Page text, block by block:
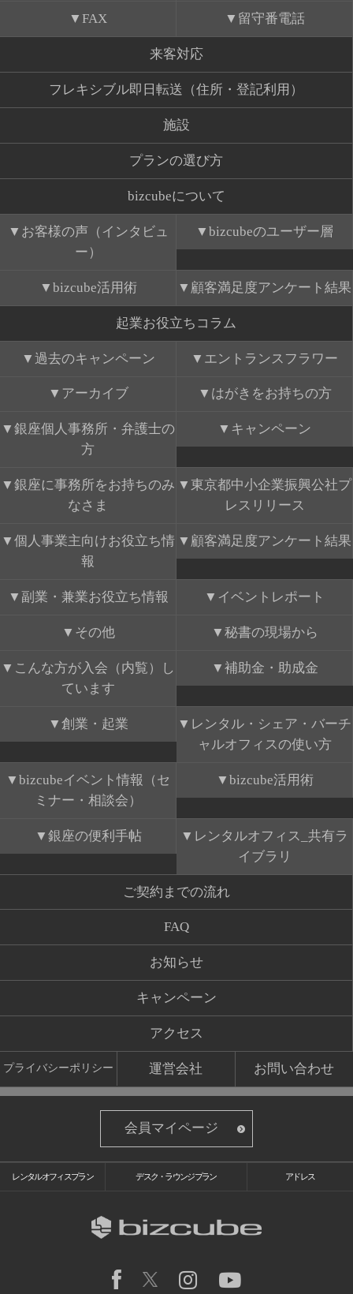
FAX 留守番電話
来客対応
フレキシブル即日転送（住所・登記利用）
施設
プランの選び方
bizcubeについて
お客様の声（インタビュ
ー）
bizcubeのユーザー層
bizcube活用術 顧客満足度アンケート結果
起業お役立ちコラム
過去のキャンペーン エントランスフラワー
アーカイブ はがきをお持ちの方
銀座個人事務所・弁護士の
方
キャンペーン
銀座に事務所をお持ちのみ
なさま
東京都中小企業振興公社プ
レスリリース
個人事業主向けお役立ち情
報
顧客満足度アンケート結果
副業・兼業お役立ち情報 イベントレポート
その他 秘書の現場から
こんな方が入会（内覧）し
ています
補助金・助成金
創業・起業
レンタル・シェア・バーチ
ャルオフィスの使い方
bizcubeイベント情報（セ
ミナー・相談会）
bizcube活用術
銀座の便利手帖
レンタルオフィス_共有ラ
イブラリ
ご契約までの流れ
FAQ
お知らせ
キャンペーン
アクセス
プライバシーポリシー 運営会社 お問い合わせ
会員マイページ
レンタルオフィスプラン デスク・ラウンジプラン アドレス